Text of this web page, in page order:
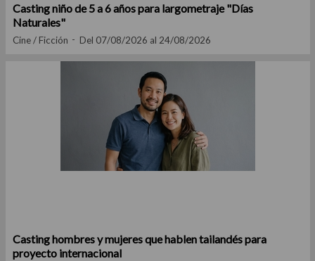
Casting niño de 5 a 6 años para largometraje "Días
Naturales"
Cine / Ficción Del 07/08/2026 al 24/08/2026
Casting hombres y mujeres que hablen tailandés para
proyecto internacional